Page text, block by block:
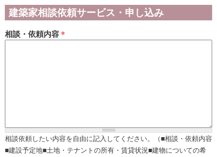
建築家相談依頼サービス・申し込み
相談・依頼内容 *
相談依頼したい内容を自由に記入してください。（■相談・依頼内容
■建設予定地■土地・テナントの所有・賃貸状況■建物についての希